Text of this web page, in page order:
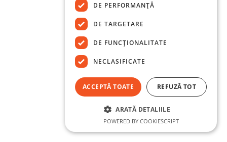
DE PERFORMANȚĂ
DE TARGETARE
DE FUNCŢIONALITATE
NECLASIFICATE
ACCEPTĂ TOATE REFUZĂ TOT
ARATĂ DETALIILE
POWERED BY COOKIESCRIPT